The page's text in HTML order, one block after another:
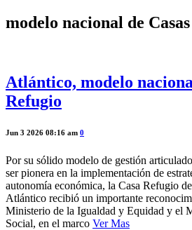
modelo nacional de
Atlántico, modelo
Refugio
Jun 3 2026 08:16 am 0
Por su sólido modelo de gestión
ser pionera en la implementación de
autonomía económica, la Casa Refugio
Atlántico recibió un importante
Ministerio de la Igualdad y Equidad y el
Social, en el marco Ver Mas